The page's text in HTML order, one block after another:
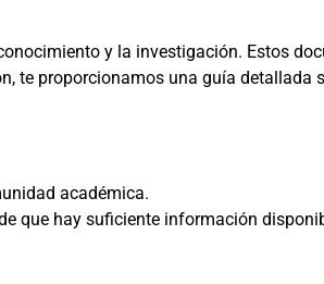
y la investigación. Estos
te proporcionamos una guía detallada
académica.
que hay suficiente información